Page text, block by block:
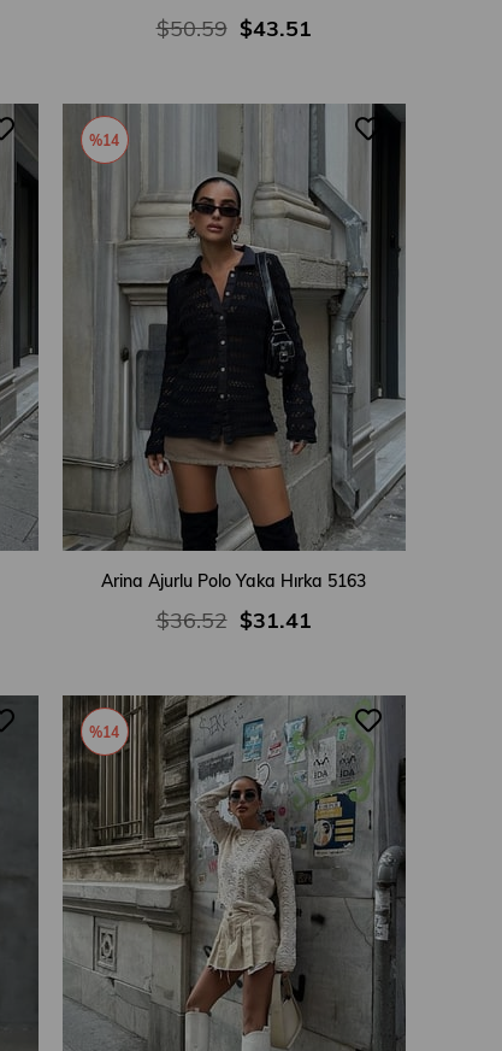
$43.51
$50.59
Arina Ajurlu Polo Yaka Hırka 5163
$31.41
$36.52
%14
%14